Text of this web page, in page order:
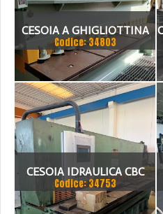
CESOIA A GHIGLIOTTINA
COLGAR IDRAULICA CM
3006
Codice: 34803
CESOIA IDRAULICA CBC
3050X6
Codice: 34753